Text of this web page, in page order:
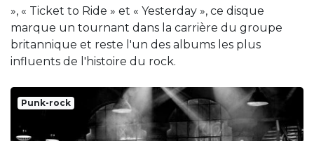
», « Ticket to Ride » et « Yesterday », ce disque
marque un tournant dans la carrière du groupe
britannique et reste l'un des albums les plus
influents de l'histoire du rock.
Punk-rock